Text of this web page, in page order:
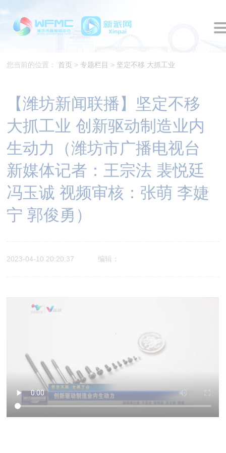
您当前的位置：首页 > 专题栏目 > 坚定不移 大抓工业
【潍坊新闻联播】坚定不移
大抓工业 创新驱动制造业内
生动力（潍坊市广播电视台
新媒体记者：王宗法 裴悦廷
冯玉诚 视频审核：张萌 李婕
宁 郭俊勇）
2023-04-10 20:20:37 编辑：